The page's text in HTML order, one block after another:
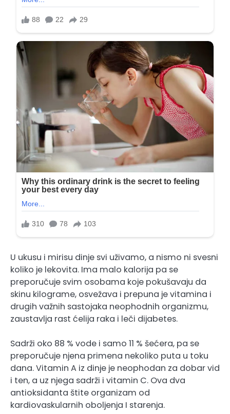
U ukusu i mirisu dinje svi uživamo, a nismo ni svesni
koliko je lekovita. Ima malo kalorija pa se
preporučuje svim osobama koje pokušavaju da
skinu kilograme, osvežava i prepuna je vitamina i
drugih važnih sastojaka neophodnih organizmu,
zaustavlja rast ćelija raka i leči dijabetes.
Sadrži oko 88 % vode i samo 11 % šećera, pa se
preporučuje njena primena nekoliko puta u toku
dana. Vitamin A iz dinje je neophodan za dobar vid
i ten, a uz njega sadrži i vitamin C. Ova dva
antioksidanta štite organizam od
kardiovaskularnih oboljenja I starenja.